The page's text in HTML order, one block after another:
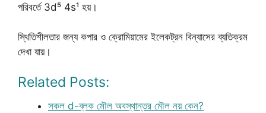
পরিবর্তে 3d⁵ 4s¹ হয়।
স্থিতিশীলতার জন্য কপার ও ক্রোমিয়ামের ইলেকট্রন বিন্যাসের ব্যতিক্রম
দেখা যায়।
Related Posts:
সকল d-ব্লক মৌল অবস্থান্তর মৌল নয় কেন?